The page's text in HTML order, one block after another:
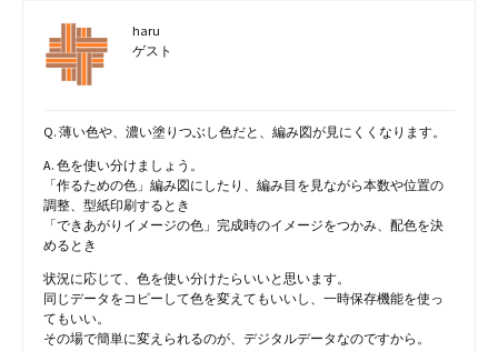
haru
ゲスト
Q. 薄い色や、濃い塗りつぶし色だと、編み図が見にくくなります。
A. 色を使い分けましょう。
「作るための色」編み図にしたり、編み目を見ながら本数や位置の
調整、型紙印刷するとき
「できあがりイメージの色」完成時のイメージをつかみ、配色を決
めるとき
状況に応じて、色を使い分けたらいいと思います。
同じデータをコピーして色を変えてもいいし、一時保存機能を使っ
てもいい。
その場で簡単に変えられるのが、デジタルデータなのですから。